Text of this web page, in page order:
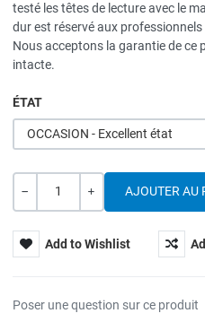
testé les têtes de lecture avec le
dur est réservé aux
Nous acceptons la garantie de ce
intacte.
ÉTAT
OCCASION - Excellent état
Quantité
Add to Wishlist
Poser une question sur ce produit